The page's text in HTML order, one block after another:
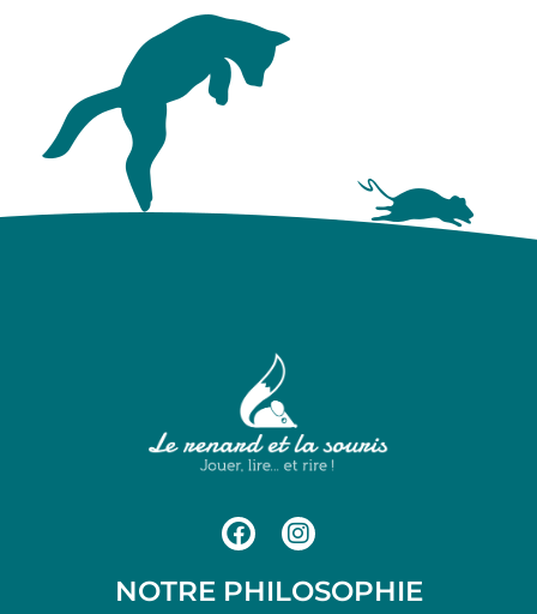
NOTRE PHILOSOPHIE